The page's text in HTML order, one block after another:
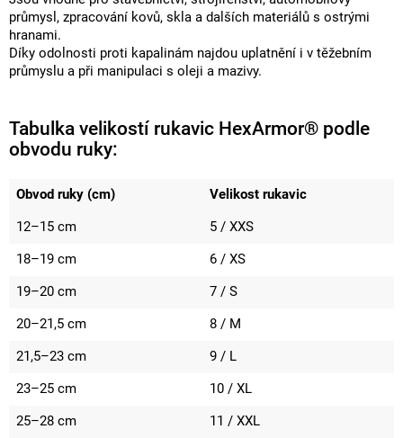
průmysl, zpracování kovů, skla a dalších materiálů s ostrými
hranami.
Díky odolnosti proti kapalinám najdou uplatnění i v těžebním
průmyslu a při manipulaci s oleji a mazivy.
Tabulka velikostí rukavic HexArmor® podle
obvodu ruky:
Obvod ruky (cm) Velikost rukavic
12–15 cm 5 / XXS
18–19 cm 6 / XS
19–20 cm 7 / S
20–21,5 cm 8 / M
21,5–23 cm 9 / L
23–25 cm 10 / XL
25–28 cm 11 / XXL